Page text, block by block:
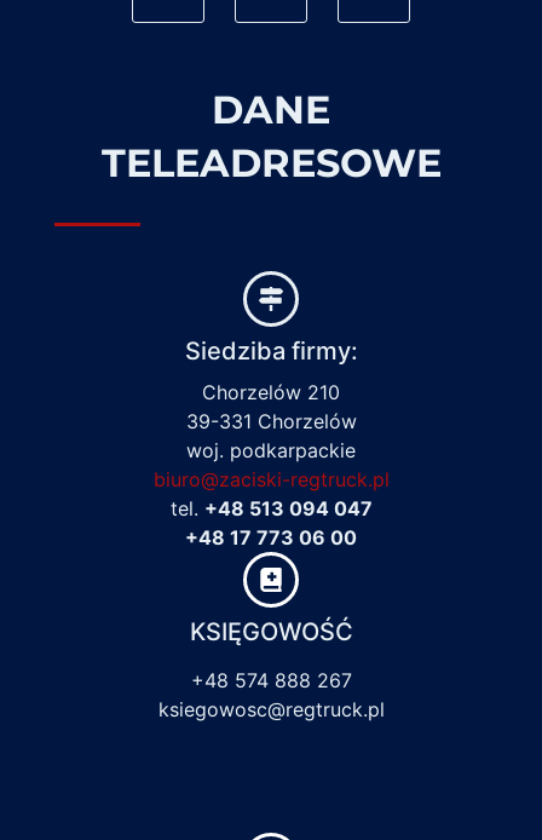
DANE
TELEADRESOWE
Siedziba firmy:
Chorzelów 210
39-331 Chorzelów
woj. podkarpackie
biuro@zaciski-regtruck.pl
tel. +48 513 094 047
+48 17 773 06 00
KSIĘGOWOŚĆ
+48 574 888 267
ksiegowosc@regtruck.pl